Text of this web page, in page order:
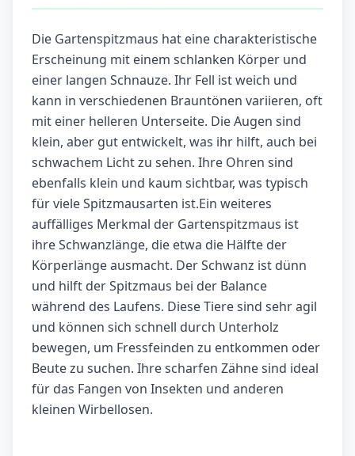
Die Gartenspitzmaus hat eine charakteristische
Erscheinung mit einem schlanken Körper und
einer langen Schnauze. Ihr Fell ist weich und
kann in verschiedenen Brauntönen variieren, oft
mit einer helleren Unterseite. Die Augen sind
klein, aber gut entwickelt, was ihr hilft, auch bei
schwachem Licht zu sehen. Ihre Ohren sind
ebenfalls klein und kaum sichtbar, was typisch
für viele Spitzmausarten ist.Ein weiteres
auffälliges Merkmal der Gartenspitzmaus ist
ihre Schwanzlänge, die etwa die Hälfte der
Körperlänge ausmacht. Der Schwanz ist dünn
und hilft der Spitzmaus bei der Balance
während des Laufens. Diese Tiere sind sehr agil
und können sich schnell durch Unterholz
bewegen, um Fressfeinden zu entkommen oder
Beute zu suchen. Ihre scharfen Zähne sind ideal
für das Fangen von Insekten und anderen
kleinen Wirbellosen.